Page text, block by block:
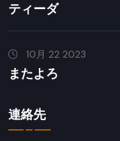
ティーダ
10月 22 2023
またよろ
連絡先